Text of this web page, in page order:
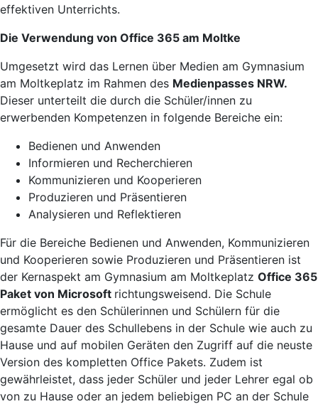
effektiven Unterrichts.
Die Verwendung von Office 365 am Moltke
Umgesetzt wird das Lernen über Medien am Gymnasium
am Moltkeplatz im Rahmen des Medienpasses NRW.
Dieser unterteilt die durch die Schüler/innen zu
erwerbenden Kompetenzen in folgende Bereiche ein:
Bedienen und Anwenden
Informieren und Recherchieren
Kommunizieren und Kooperieren
Produzieren und Präsentieren
Analysieren und Reflektieren
Für die Bereiche Bedienen und Anwenden, Kommunizieren
und Kooperieren sowie Produzieren und Präsentieren ist
der Kernaspekt am Gymnasium am Moltkeplatz Office 365
Paket von Microsoft richtungsweisend. Die Schule
ermöglicht es den Schülerinnen und Schülern für die
gesamte Dauer des Schullebens in der Schule wie auch zu
Hause und auf mobilen Geräten den Zugriff auf die neuste
Version des kompletten Office Pakets. Zudem ist
gewährleistet, dass jeder Schüler und jeder Lehrer egal ob
von zu Hause oder an jedem beliebigen PC an der Schule